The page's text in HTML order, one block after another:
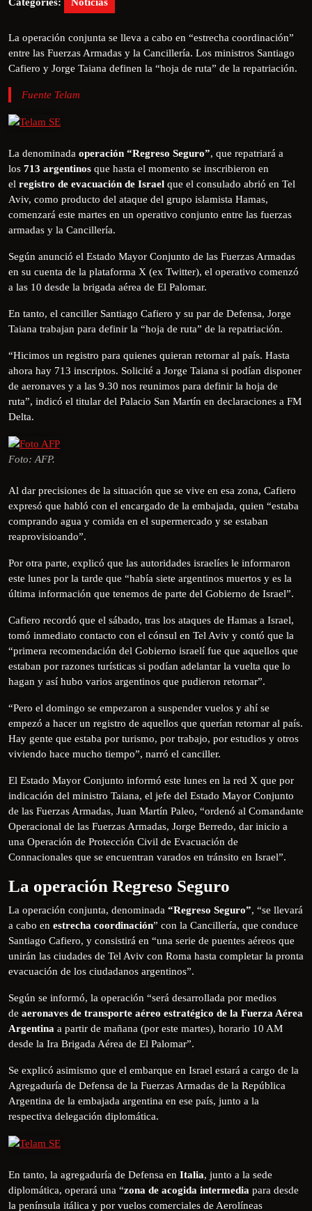
La operación conjunta se lleva a cabo en “estrecha coordinación”
entre las Fuerzas Armadas y la Cancillería. Los ministros Santiago
Cafiero y Jorge Taiana definen la “hoja de ruta” de la repatriación.
Fuente Telam
La denominada operación “Regreso Seguro”, que repatriará a
los 713 argentinos que hasta el momento se inscribieron en
el registro de evacuación de Israel que el consulado abrió en Tel
Aviv, como producto del ataque del grupo islamista Hamas,
comenzará este martes en un operativo conjunto entre las fuerzas
armadas y la Cancillería.
Según anunció el Estado Mayor Conjunto de las Fuerzas Armadas
en su cuenta de la plataforma X (ex Twitter), el operativo comenzó
a las 10 desde la brigada aérea de El Palomar.
En tanto, el canciller Santiago Cafiero y su par de Defensa, Jorge
Taiana trabajan para definir la “hoja de ruta” de la repatriación.
“Hicimos un registro para quienes quieran retornar al país. Hasta
ahora hay 713 inscriptos. Solicité a Jorge Taiana si podían disponer
de aeronaves y a las 9.30 nos reunimos para definir la hoja de
ruta”, indicó el titular del Palacio San Martín en declaraciones a FM
Delta.
Foto: AFP.
Al dar precisiones de la situación que se vive en esa zona, Cafiero
expresó que habló con el encargado de la embajada, quien “estaba
comprando agua y comida en el supermercado y se estaban
reaprovisioando”.
Por otra parte, explicó que las autoridades israelíes le informaron
este lunes por la tarde que “había siete argentinos muertos y es la
última información que tenemos de parte del Gobierno de Israel”.
Cafiero recordó que el sábado, tras los ataques de Hamas a Israel,
tomó inmediato contacto con el cónsul en Tel Aviv y contó que la
“primera recomendación del Gobierno israelí fue que aquellos que
estaban por razones turísticas si podían adelantar la vuelta que lo
hagan y así hubo varios argentinos que pudieron retornar”.
“Pero el domingo se empezaron a suspender vuelos y ahí se
empezó a hacer un registro de aquellos que querían retornar al país.
Hay gente que estaba por turismo, por trabajo, por estudios y otros
viviendo hace mucho tiempo”, narró el canciller.
El Estado Mayor Conjunto informó este lunes en la red X que por
indicación del ministro Taiana, el jefe del Estado Mayor Conjunto
de las Fuerzas Armadas, Juan Martín Paleo, “ordenó al Comandante
Operacional de las Fuerzas Armadas, Jorge Berredo, dar inicio a
una Operación de Protección Civil de Evacuación de
Connacionales que se encuentran varados en tránsito en Israel”.
La operación Regreso Seguro
La operación conjunta, denominada “Regreso Seguro”, “se llevará
a cabo en estrecha coordinación” con la Cancillería, que conduce
Santiago Cafiero, y consistirá en “una serie de puentes aéreos que
unirán las ciudades de Tel Aviv con Roma hasta completar la pronta
evacuación de los ciudadanos argentinos”.
Según se informó, la operación “será desarrollada por medios
de aeronaves de transporte aéreo estratégico de la Fuerza Aérea
Argentina a partir de mañana (por este martes), horario 10 AM
desde la Ira Brigada Aérea de El Palomar”.
Se explicó asimismo que el embarque en Israel estará a cargo de la
Agregaduría de Defensa de la Fuerzas Armadas de la República
Argentina de la embajada argentina en ese país, junto a la
respectiva delegación diplomática.
En tanto, la agregaduría de Defensa en Italia, junto a la sede
diplomática, operará una “zona de acogida intermedia para desde
la península itálica y por vuelos comerciales de Aerolíneas